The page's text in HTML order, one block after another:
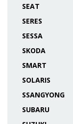
SEAT
SERES
SESSA
SKODA
SMART
SOLARIS
SSANGYONG
SUBARU